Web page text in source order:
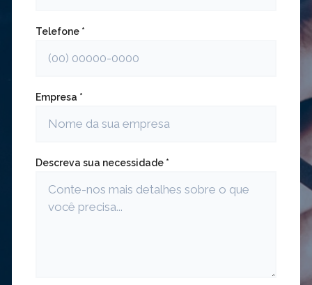
Telefone *
Empresa *
Descreva sua necessidade *